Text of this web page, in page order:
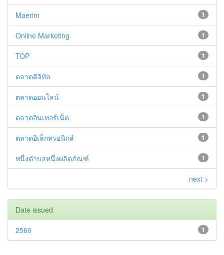
1
Maerim
1
Online Marketing
1
TOP
1
ตลาดดิจิทัล
1
ตลาดออนไลน์
1
ตลาดอินเทอร์เน็ต
1
ตลาดอิเล็กทรอนิกส์
1
หนึ่งตำบลหนึ่งผลิตภัณฑ์
next >
Date issued
1
2560